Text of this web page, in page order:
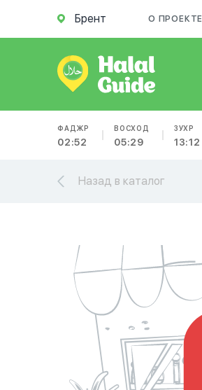
Брент О ПРОЕКТЕ
ФАДЖР
02:52
ВОСХОД
05:29
ЗУХР
13:12
Назад в каталог